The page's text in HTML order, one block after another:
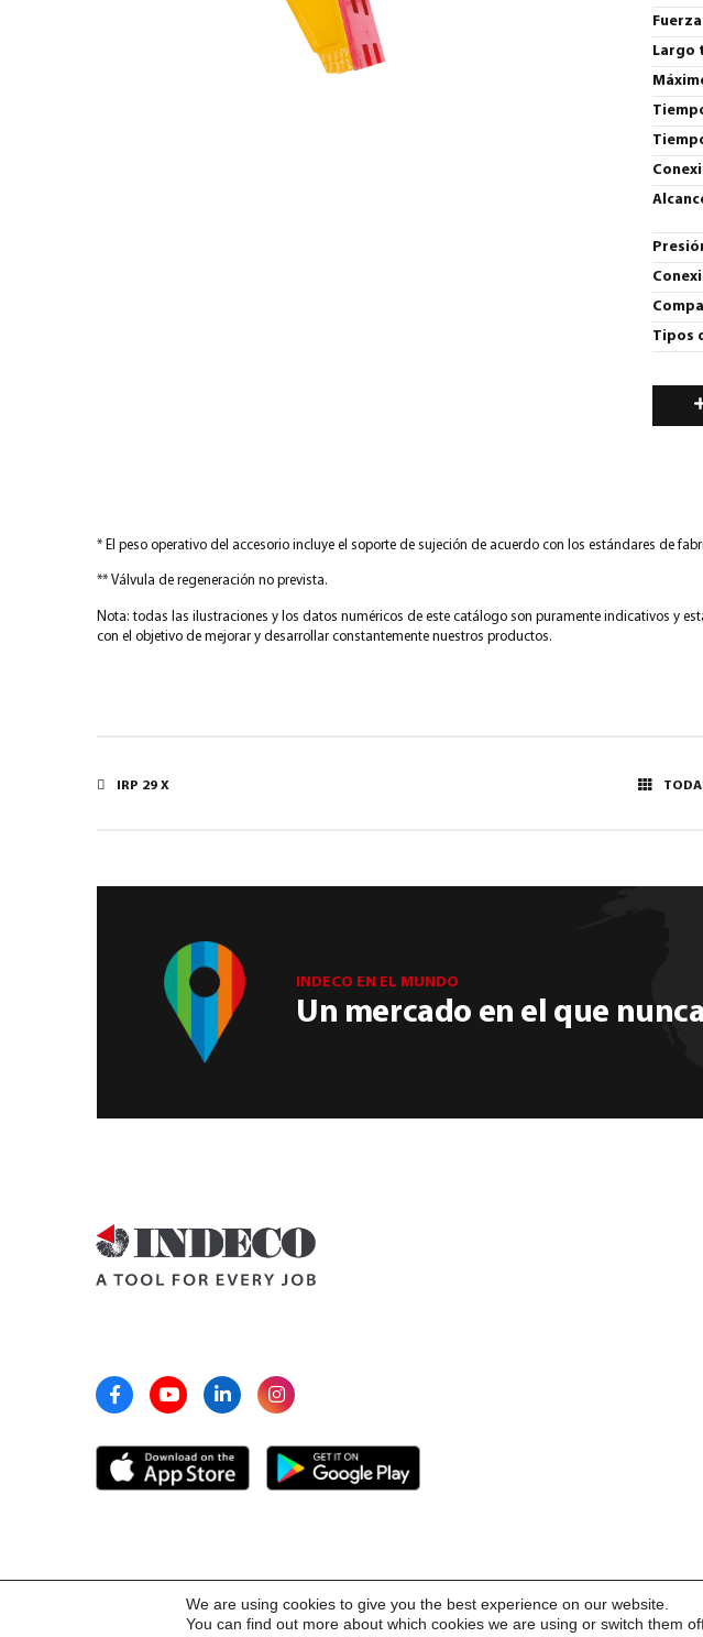
Largo
Tipos
* El peso operativo del accesorio incluye el soporte de sujeción de acuerdo con los estándares de
** Válvula de regeneración no prevista.
Nota: todas las ilustraciones y los datos numéricos de este catálogo son puramente indicativos y
con el objetivo de mejorar y desarrollar constantemente nuestros productos.
IRP 29 X
INDECO EN EL MUNDO
Un mercado en el que
We are using cookies to give you the best experience on our website.
You can find out more about which cookies we are using or switch them